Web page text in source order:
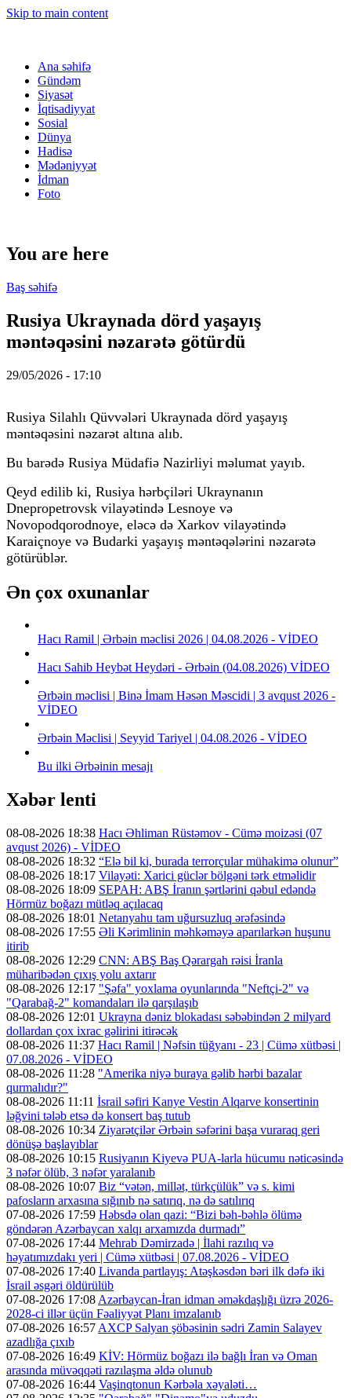
Skip to main content
Ana səhifə
Gündəm
Siyasət
İqtisadiyyat
Sosial
Dünya
Hadisə
Mədəniyyət
İdman
Foto
You are here
Baş səhifə
Rusiya Ukraynada dörd yaşayış
məntəqəsini nəzarətə götürdü
29/05/2026 - 17:10
Rusiya Silahlı Qüvvələri Ukraynada dörd yaşayış
məntəqəsini nəzarət altına alıb.
Bu barədə Rusiya Müdafiə Nazirliyi məlumat yayıb.
Qeyd edilib ki, Rusiya hərbçiləri Ukraynanın
Dnepropetrovsk vilayətində Lesnoye və
Novopodqorodnoye, eləcə də Xarkov vilayətində
Karaiçnoye və Budarki yaşayış məntəqələrini nəzarətə
götürüblər.
Ən çox oxunanlar
Hacı Ramil | Ərbəin məclisi 2026 | 04.08.2026 - VİDEO
Hacı Sahib Heybət Heydəri - Ərbəin (04.08.2026) VİDEO
Ərbəin məclisi | Binə İmam Həsən Məscidi | 3 avqust 2026 -
VİDEO
Ərbəin Məclisi | Seyyid Tariyel | 04.08.2026 - VİDEO
Bu ilki Ərbəinin mesajı
Xəbər lenti
08-08-2026 18:38 Hacı Əhliman Rüstəmov - Cümə moizəsi (07
avqust 2026) - VİDEO
08-08-2026 18:32 “Elə bil ki, burada terrorçular mühakimə olunur”
08-08-2026 18:17 Vilayəti: Xarici güclər bölgəni tərk etməlidir
08-08-2026 18:09 SEPAH: ABŞ İranın şərtlərini qəbul edəndə
Hörmüz boğazı mütləq açılacaq
08-08-2026 18:01 Netanyahu tam uğursuzluq ərəfəsində
08-08-2026 17:55 Əli Kərimlinin məhkəməyə aparılarkən huşunu
itirib
08-08-2026 12:29 CNN: ABŞ Baş Qərargah rəisi İranla
müharibədən çıxış yolu axtarır
08-08-2026 12:17 "Şəfa" yoxlama oyunlarında "Neftçi-2" və
"Qarabağ-2" komandaları ilə qarşılaşıb
08-08-2026 12:01 Ukrayna dəniz blokadası səbəbindən 2 milyard
dollardan çox ixrac gəlirini itirəcək
08-08-2026 11:37 Hacı Ramil | Nəfsin tüğyanı - 23 | Cümə xütbəsi |
07.08.2026 - VİDEO
08-08-2026 11:28 "Amerika niyə buraya gəlib hərbi bazalar
qurmalıdır?"
08-08-2026 11:11 İsrail səfiri Kanye Vestin Alqarve konsertinin
ləğvini tələb etsə də konsert baş tutub
08-08-2026 10:34 Ziyarətçilər Ərbəin səfərini başa vuraraq geri
dönüşə başlayıblar
08-08-2026 10:15 Rusiyanın Kiyevə PUA-larla hücumu nəticəsində
3 nəfər ölüb, 3 nəfər yaralanıb
08-08-2026 10:07 Biz “vətən, millət, türkçülük” və s. kimi
pafosların arxasına sığınıb nə satırıq, nə də satılırıq
07-08-2026 17:59 Həbsdə olan qazi: “Bizi bəh-bəhlə ölümə
göndərən Azərbaycan xalqı arxamızda durmadı”
07-08-2026 17:44 Mehrab Dəmirzadə | İlahi razılıq və
həyatımızdakı yeri | Cümə xütbəsi | 07.08.2026 - VİDEO
07-08-2026 17:40 Livanda partlayış: Atəşkəsdən bəri ilk dəfə iki
İsrail əsgəri öldürülüb
07-08-2026 17:08 Azərbaycan-İran idman əməkdaşlığı üzrə 2026-
2028-ci illər üçün Fəaliyyət Planı imzalanıb
07-08-2026 16:57 AXCP Salyan şöbəsinin sədri Zamin Salayev
azadlığa çıxıb
07-08-2026 16:49 KİV: Hörmüz boğazı ilə bağlı İran və Oman
arasında müvəqqəti razılaşma əldə olunub
07-08-2026 16:44 Vaşinqtonun Kərbəla xəyaləti…